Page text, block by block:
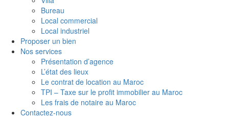
Bureau
Local commercial
Local industriel
Proposer un bien
Nos services
Présentation d’agence
L’état des lieux
Le contrat de location au Maroc
TPI – Taxe sur le profit immobilier au Maroc
Les frais de notaire au Maroc
Contactez-nous